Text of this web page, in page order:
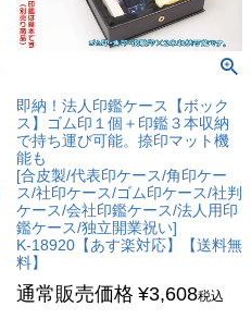
即納！法人印鑑ケース【ボック
ス】ゴム印１個＋印鑑３本収納
で持ち運び可能。捺印マット機
能も
[合皮製/代表印ケース/角印ケー
ス/社印ケース/ゴム印ケース/社判
ケース/会社印鑑ケース/法人用印
鑑ケース/独立開業祝い]
K-18920【あす楽対応】【送料無
料】
通常販売価格 ¥3,608税込